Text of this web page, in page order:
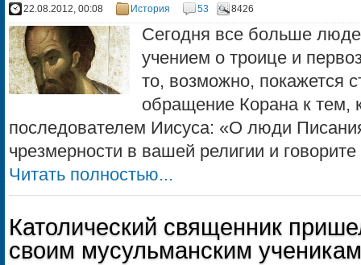
22.08.2012, 00:08 История 53 8426
Сегодня все больше
учением о троице и
то, возможно, покажется
обращение Корана к тем,
последователем Иисуса: «О люди
чрезмерности в вашей религии и
Читать полностью...
Католический священник
своим мусульманским ученикам